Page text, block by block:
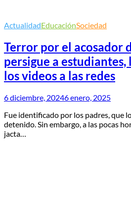
ActualidadEducaciónSociedad
Terror por el acosador
persigue a estudiantes,
los videos a las redes
6 diciembre, 20246 enero, 2025
Fue identificado por los padres, que
detenido. Sin embargo, a las pocas
jacta…